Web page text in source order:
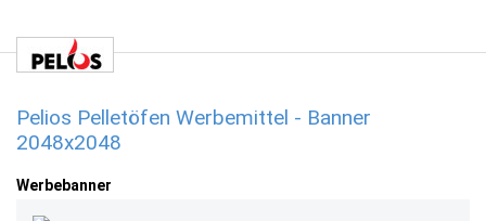
Pelios Pelletöfen Werbemittel - Banner
2048x2048
Werbebanner